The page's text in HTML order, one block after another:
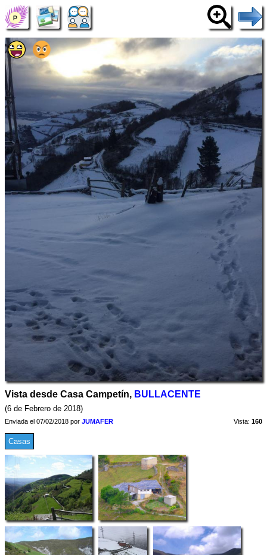
Vista desde Casa Campetín, BULLACENTE
(6 de Febrero de 2018)
Enviada el 07/02/2018 por JUMAFER Vista: 160
Casas